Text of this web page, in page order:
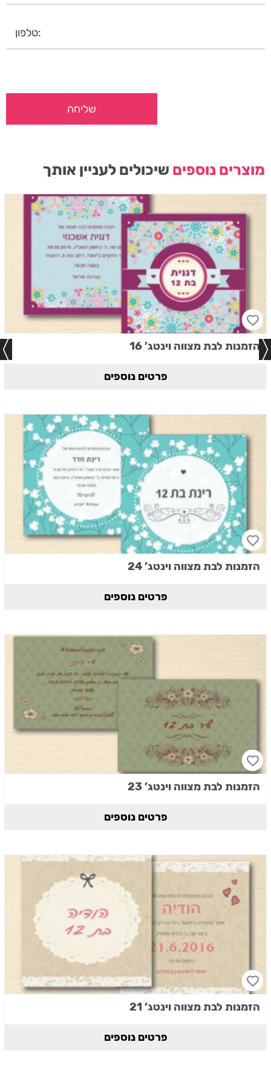
מוצרים נוספים שיכולים לעניין אותך
הזמנות לבת מצווה וינטג’ 16
פרטים נוספים
הזמנות לבת מצווה וינטג’ 24
פרטים נוספים
הזמנות לבת מצווה וינטג’ 23
פרטים נוספים
הזמנות לבת מצווה וינטג’ 21
פרטים נוספים